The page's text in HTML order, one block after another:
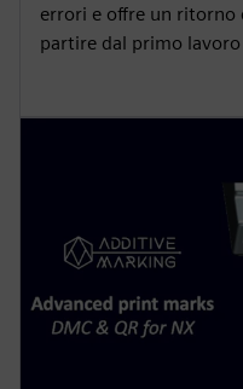
errori e offre un
partire dal primo